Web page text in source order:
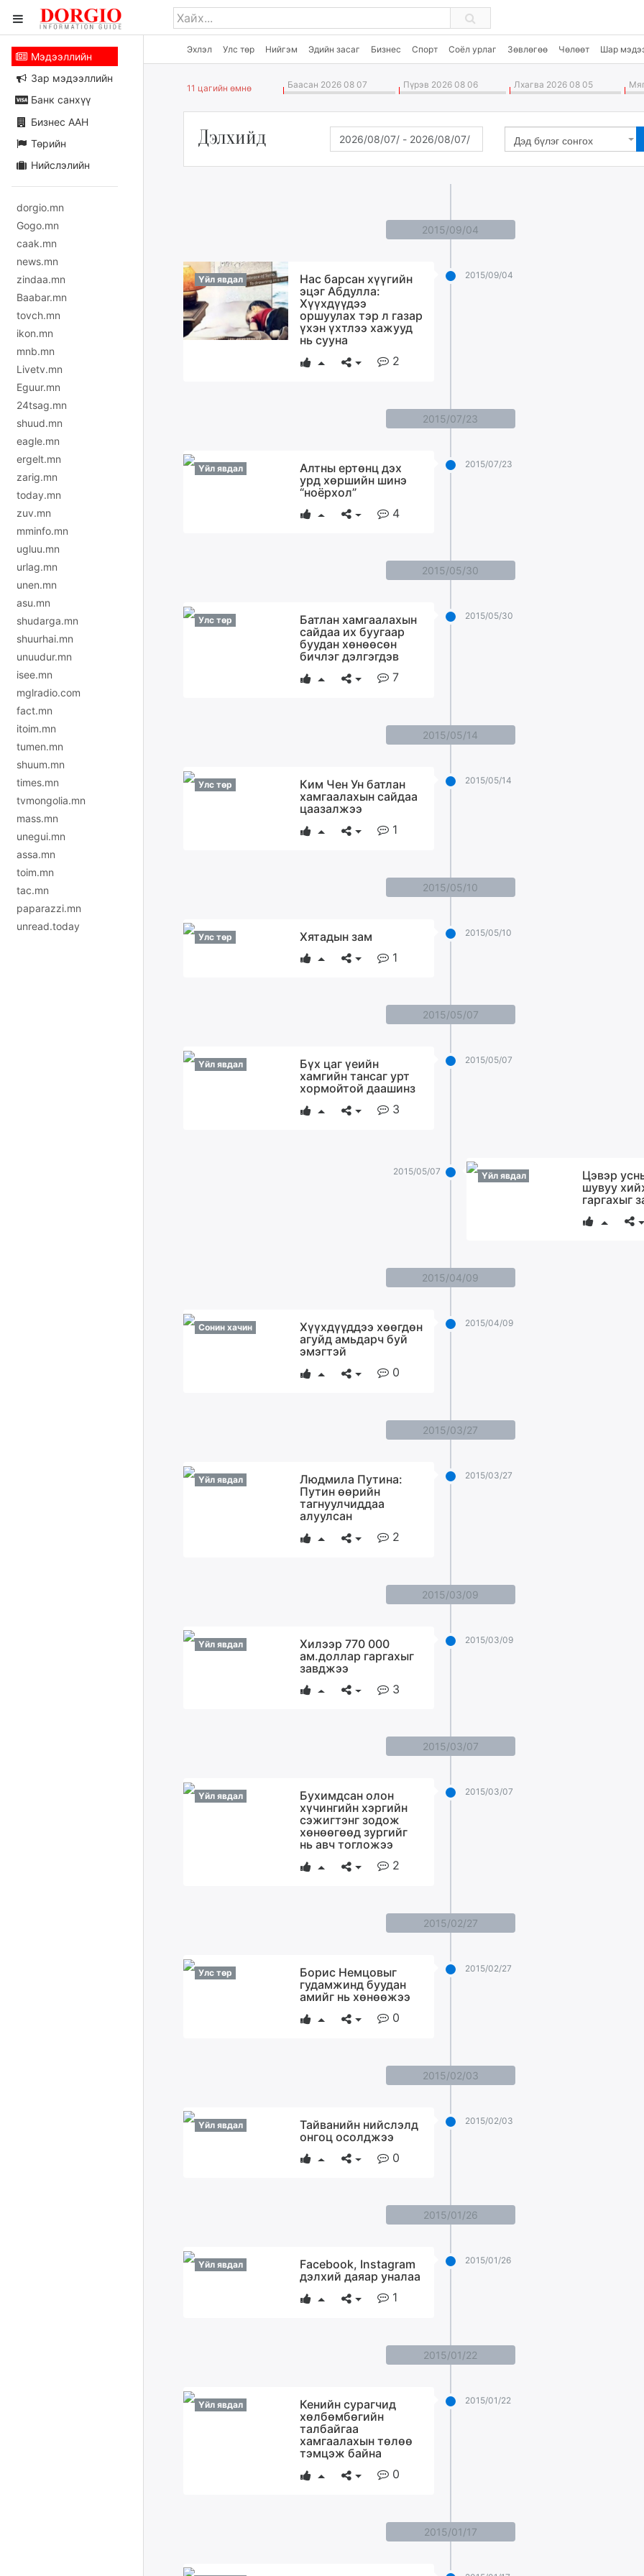
Эхлэл Улс төр Нийгэм Эдийн засаг Бизнес Спорт Соёл урлаг Зөвлөгөө Чөлөөт Шар
Мэдээллийн
Зар мэдээллийн
Банк санхүү
Бизнес ААН
Төрийн
Нийслэлийн
dorgio.mn
Gogo.mn
caak.mn
news.mn
zindaa.mn
Baabar.mn
tovch.mn
ikon.mn
mnb.mn
Livetv.mn
Eguur.mn
24tsag.mn
shuud.mn
eagle.mn
ergelt.mn
zarig.mn
today.mn
zuv.mn
mminfo.mn
ugluu.mn
urlag.mn
unen.mn
asu.mn
shudarga.mn
shuurhai.mn
unuudur.mn
isee.mn
mglradio.com
fact.mn
itoim.mn
tumen.mn
shuum.mn
times.mn
tvmongolia.mn
mass.mn
unegui.mn
assa.mn
toim.mn
tac.mn
paparazzi.mn
unread.today
11 цагийн өмнө Баасан 2026 08 07 Пүрэв 2026 08 06 Лхагва 2026 08 05
Дэлхийд Дэд бүлэг сонгох
2015/09/04
2015/09/04
Үйл явдал
Нас барсан хүүгийн
эцэг Абдулла:
Хүүхдүүдээ
оршуулах тэр л газар
үхэн үхтлээ хажууд
нь сууна
2
2015/07/23
2015/07/23
Үйл явдал
Алтны ертөнц дэх
урд хөршийн шинэ
“ноёрхол”
4
2015/05/30
2015/05/30
Улс төр
Батлан хамгаалахын
сайдаа их буугаар
буудан хөнөөсөн
бичлэг дэлгэгдэв
7
2015/05/14
2015/05/14
Улс төр
Ким Чен Ун батлан
хамгаалахын сайдаа
цаазалжээ
1
2015/05/10
2015/05/10
Улс төр
Хятадын зам
1
2015/05/07
2015/05/07
Үйл явдал
Бүх цаг үеийн
хамгийн тансаг урт
хормойтой даашинз
3
2015/05/07 Үйл явдал
Цэвэр
шувуу
гаргахыг
2015/04/09
2015/04/09
Сонин хачин
Хүүхдүүддээ хөөгдөн
агуйд амьдарч буй
эмэгтэй
0
2015/03/27
2015/03/27
Үйл явдал
Людмила Путина:
Путин өөрийн
тагнуулчиддаа
алуулсан
2
2015/03/09
2015/03/09
Үйл явдал
Хилээр 770 000
ам.доллар гаргахыг
завджээ
3
2015/03/07
2015/03/07
Үйл явдал
Бухимдсан олон
хүчингийн хэргийн
сэжигтэнг зодож
хөнөөгөөд зургийг
нь авч тогложээ
2
2015/02/27
2015/02/27
Улс төр
Борис Немцовыг
гудамжинд буудан
амийг нь хөнөөжээ
0
2015/02/03
2015/02/03
Үйл явдал
Тайванийн нийслэлд
онгоц осолджээ
0
2015/01/26
2015/01/26
Үйл явдал
Facebook, Instagram
дэлхий даяар уналаа
1
2015/01/22
2015/01/22
Үйл явдал
Кенийн сурагчид
хөлбөмбөгийн
талбайгаа
хамгаалахын төлөө
тэмцэж байна
0
2015/01/17